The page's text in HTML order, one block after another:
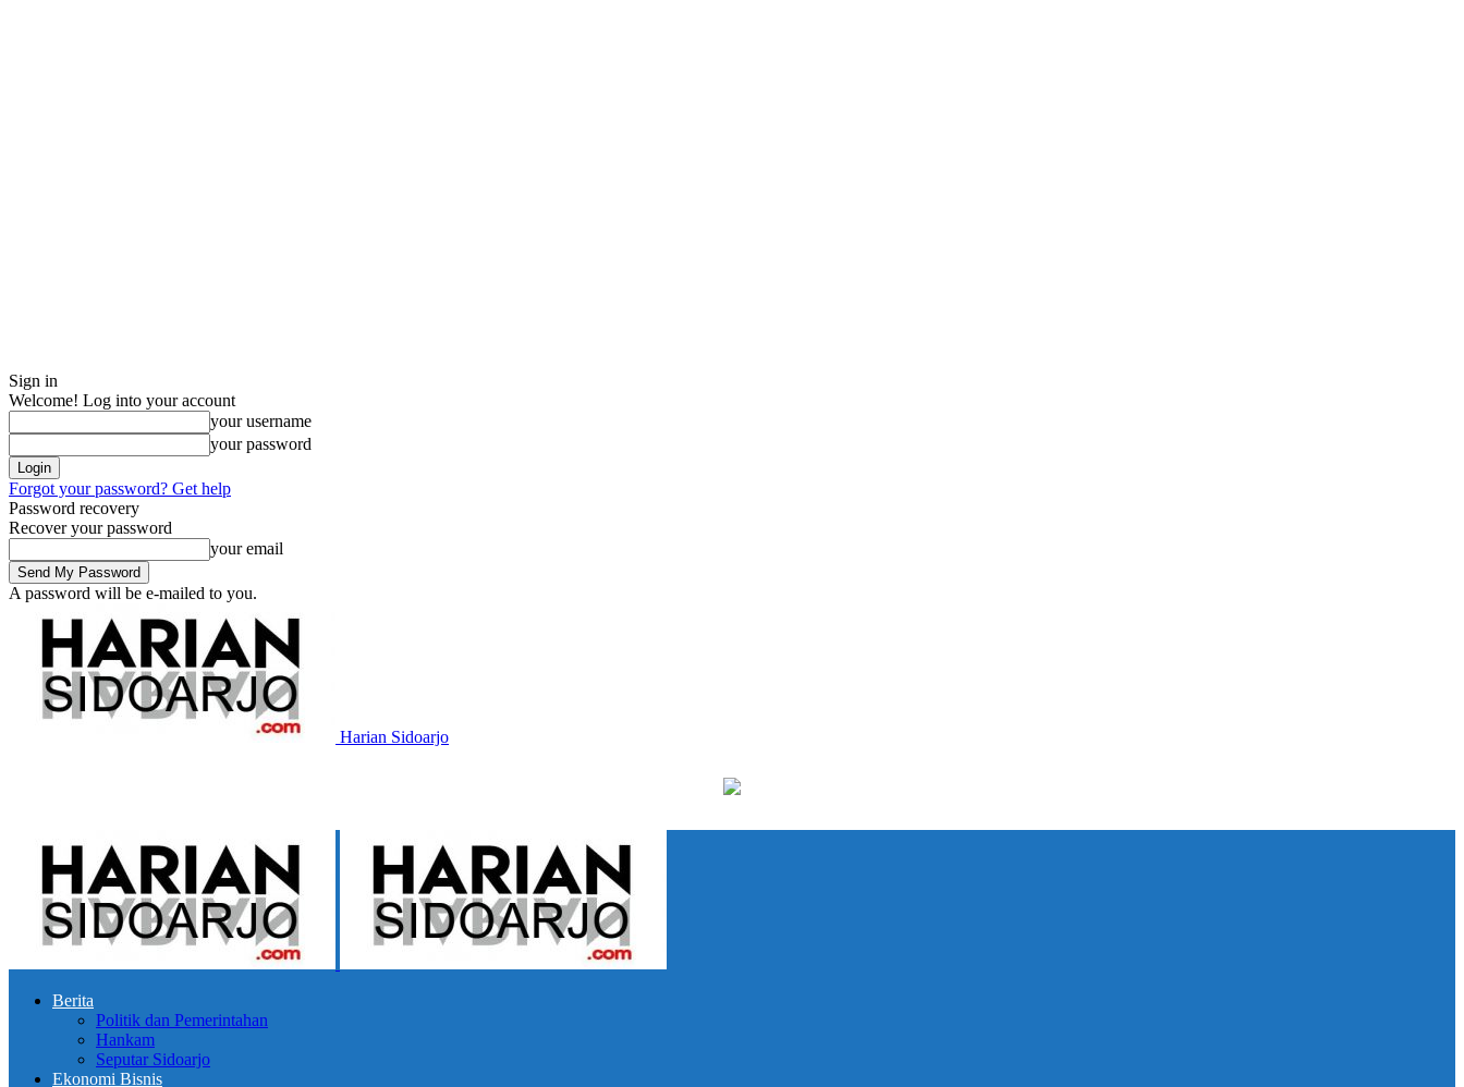
Sign in
Welcome! Log into your account
your username
your password
Forgot your password? Get help
Password recovery
Recover your password
your email
A password will be e-mailed to you.
Harian Sidoarjo
Berita
Politik dan Pemerintahan
Hankam
Seputar Sidoarjo
Ekonomi Bisnis